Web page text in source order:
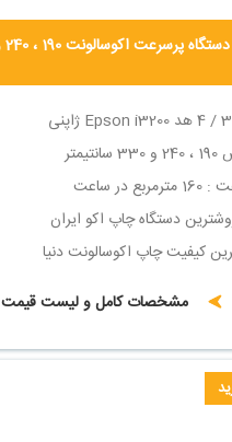
دستگاه پرسرعت اکوسالونت 190 ، 240 و 330
در ساعت
دستگاه چاپ اکو ایران
کیفیت چاپ اکوسالونت دنیا
مشخصات کامل و لیست قیمت